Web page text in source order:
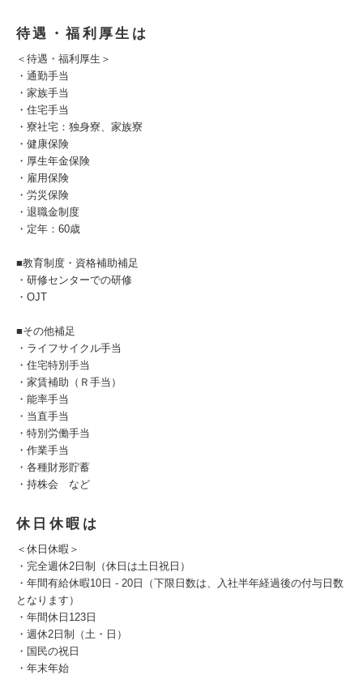
待遇・福利厚生は
＜待遇・福利厚生＞
・通勤手当
・家族手当
・住宅手当
・寮社宅：独身寮、家族寮
・健康保険
・厚生年金保険
・雇用保険
・労災保険
・退職金制度
・定年：60歳
■教育制度・資格補助補足
・研修センターでの研修
・OJT
■その他補足
・ライフサイクル手当
・住宅特別手当
・家賃補助（Ｒ手当）
・能率手当
・当直手当
・特別労働手当
・作業手当
・各種財形貯蓄
・持株会 など
休日休暇は
＜休日休暇＞
・完全週休2日制（休日は土日祝日）
・年間有給休暇10日 - 20日（下限日数は、入社半年経過後の付与日数
となります）
・年間休日123日
・週休2日制（土・日）
・国民の祝日
・年末年始